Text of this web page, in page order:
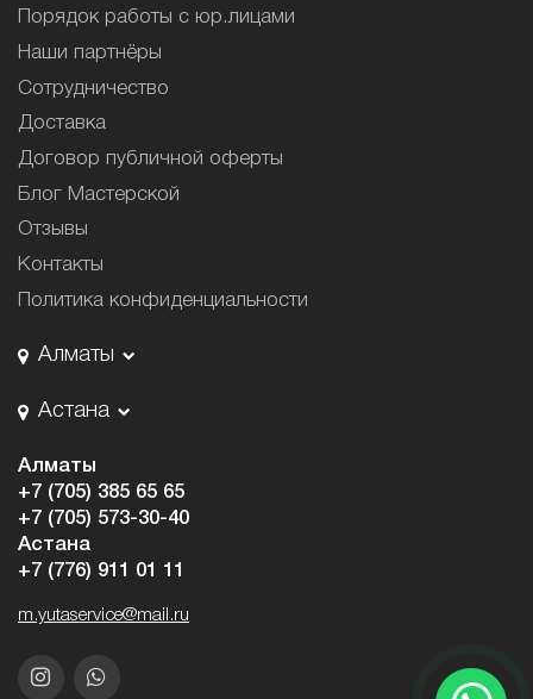
Порядок работы с юр.лицами
Наши партнёры
Сотрудничество
Доставка
Договор публичной оферты
Блог Мастерской
Отзывы
Контакты
Политика конфиденциальности
Алматы
Астана
Алматы
+7 (705) 385 65 65
+7 (705) 573-30-40
Астана
+7 (776) 911 01 11
m.yutaservice@mail.ru